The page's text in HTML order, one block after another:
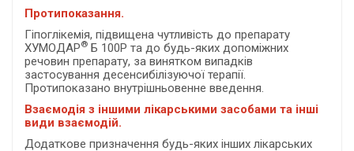
Протипоказання.
Гіпоглікемія, підвищена чутливість до препарату
ХУМОДАР® Б 100Р та до будь-яких допоміжних
речовин препарату, за винятком випадків
застосування десенсибілізуючої терапії.
Протипоказано внутрішньовенне введення.
Взаємодія з іншими лікарськими засобами та інші
види взаємодій.
Додаткове призначення будь-яких інших лікарських